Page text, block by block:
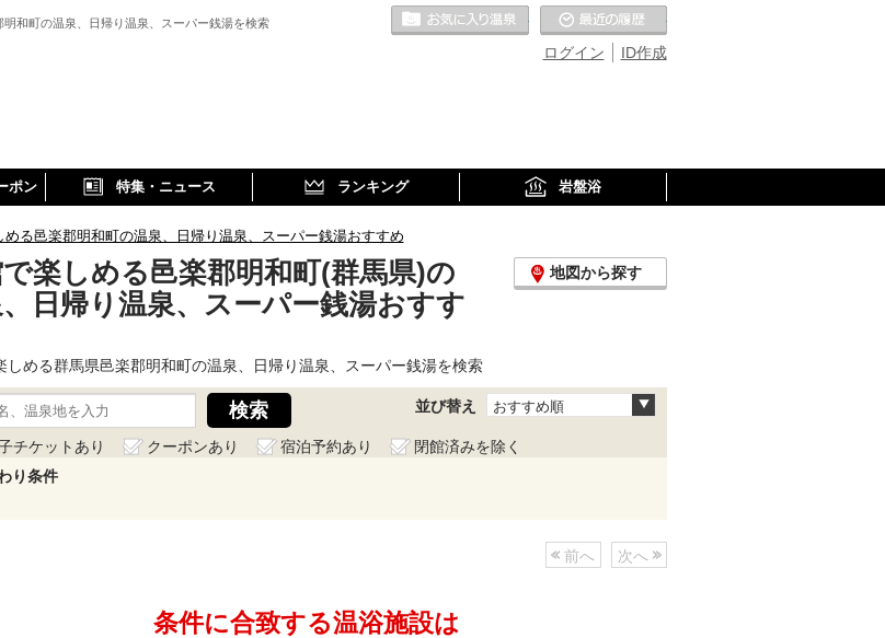
和町の温泉、日帰り温泉、スーパー銭湯を検索
ID作成
ログイン
お気に入りの温泉
ポン 特集・ニュース ランキング 岩盤浴
める邑楽郡明和町の温泉、日帰り温泉、スーパー銭湯おすすめ
楽しめる邑楽郡明和町(群馬県)の
日帰り温泉、スーパー銭湯おすす
地図から探す
しめる群馬県邑楽郡明和町の温泉、日帰り温泉、スーパー銭湯を検索
並び替え おすすめ順
チケットあり クーポンあり 宿泊予約あり
閉館済みを除く
り条件
前へ 次へ
条件に合致する温浴施設は